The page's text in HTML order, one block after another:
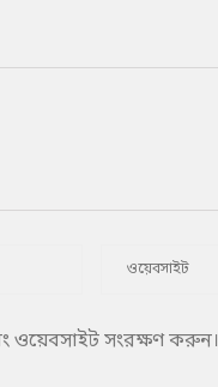
ওয়েবসাইট সংরক্ষণ করুন।